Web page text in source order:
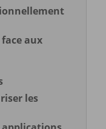
aux
les